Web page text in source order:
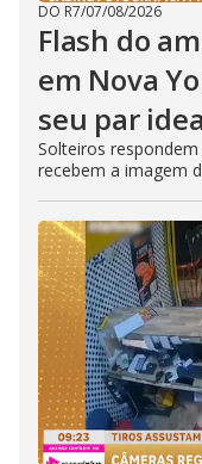
DO R7/07/08/2026
Flash do
em Nova
seu par
Solteiros
recebem a imagem